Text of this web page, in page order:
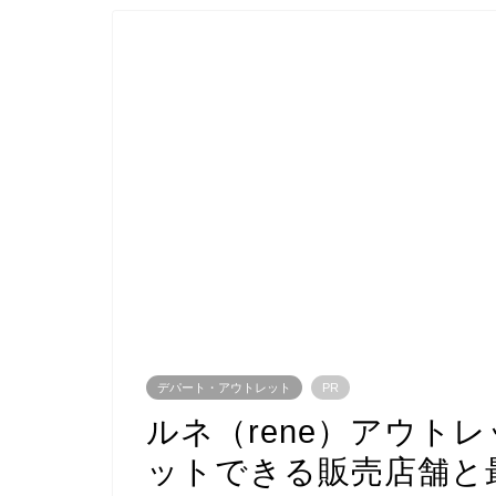
デパート・アウトレット PR
ルネ（rene）アウト
ットできる販売店舗